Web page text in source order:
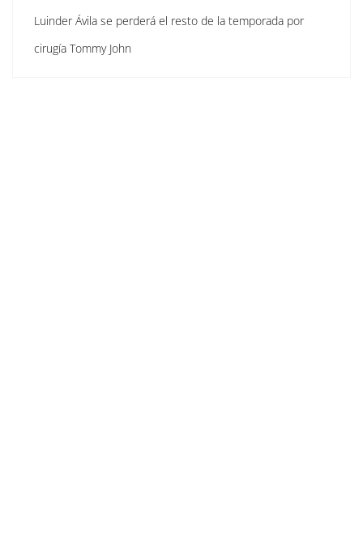
Luinder Ávila se perderá el resto de la temporada por
cirugía Tommy John